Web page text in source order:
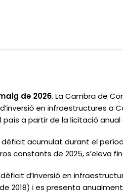
de 2026.La Cambra de
en infraestructures a
a partir de la licitació anual
dèficit acumulat durant el
constants de 2025, s’eleva
dèficit d’inversió en
2018) i es presenta